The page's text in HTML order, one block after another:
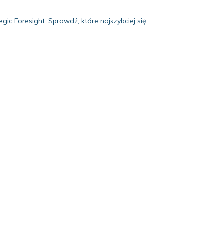
Foresight. Sprawdź, które najszybciej się